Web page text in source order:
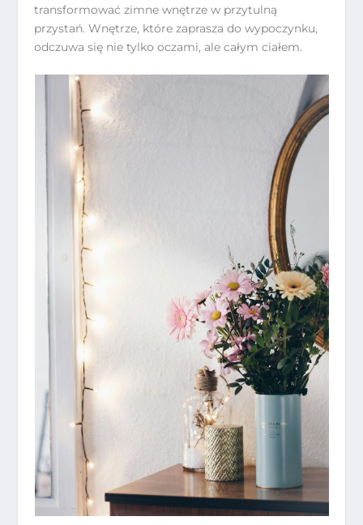
transformować zimne wnętrze w przytulną
przystań. Wnętrze, które zaprasza do wypoczynku,
odczuwa się nie tylko oczami, ale całym ciałem.